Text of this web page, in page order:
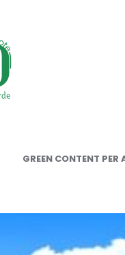
GREEN CONTENT PER